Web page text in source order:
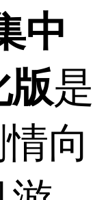
中
版是
向